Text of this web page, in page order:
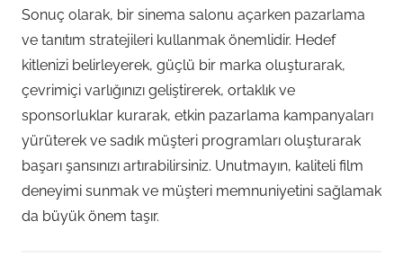
Sonuç olarak, bir sinema salonu açarken pazarlama
ve tanıtım stratejileri kullanmak önemlidir. Hedef
kitlenizi belirleyerek, güçlü bir marka oluşturarak,
çevrimiçi varlığınızı geliştirerek, ortaklık ve
sponsorluklar kurarak, etkin pazarlama kampanyaları
yürüterek ve sadık müşteri programları oluşturarak
başarı şansınızı artırabilirsiniz. Unutmayın, kaliteli film
deneyimi sunmak ve müşteri memnuniyetini sağlamak
da büyük önem taşır.